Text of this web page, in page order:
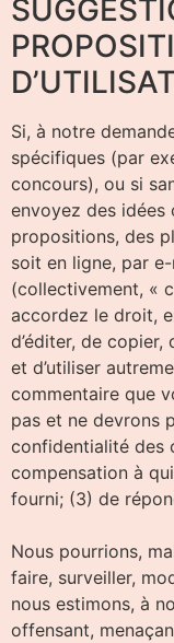
Si, à notre
spécifiques (par
concours), ou si
envoyez des idées
propositions, des
soit en ligne, par
(collectivement, «
accordez le droit,
d’éditer, de
et d’utiliser
commentaire que
pas et ne devrons
confidentialité des
compensation à
fourni; (3) de
Nous pourrions,
faire, surveiller,
nous estimons, à
offensant,